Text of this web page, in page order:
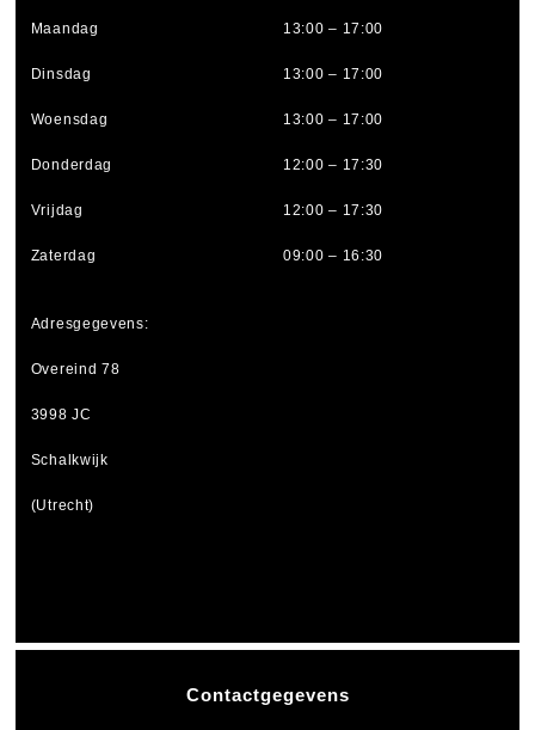
Contactgegevens
Maandag 13:00 – 17:00
Dinsdag 13:00 – 17:00
Woensdag 13:00 – 17:00
Donderdag 12:00 – 17:30
Vrijdag 12:00 – 17:30
Zaterdag 09:00 – 16:30
Adresgegevens:
Overeind 78
3998 JC
Schalkwijk
(Utrecht)